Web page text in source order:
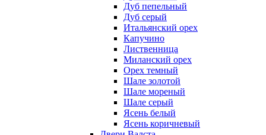
Дуб пепельный
Дуб серый
Итальянский орех
Капучино
Лиственница
Миланский орех
Орех темный
Шале золотой
Шале мореный
Шале серый
Ясень белый
Ясень коричневый